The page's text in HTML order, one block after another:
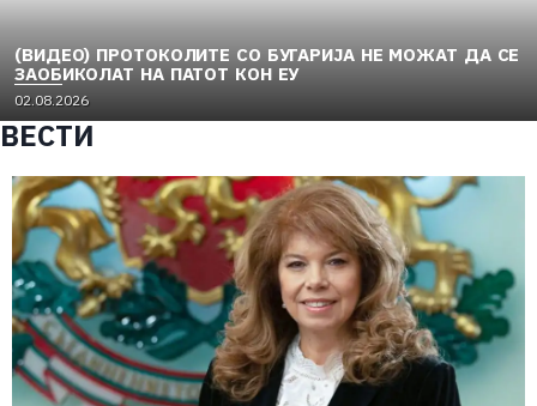
(ВИДЕО) ПРОТОКОЛИТЕ СО БУГАРИЈА НЕ МОЖАТ ДА СЕ
ЗАОБИКОЛАТ НА ПАТОТ КОН ЕУ
02.08.2026
ВЕСТИ